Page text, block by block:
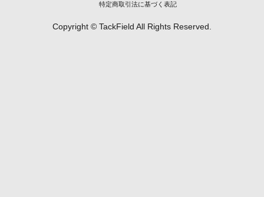
特定商取引法に基づく表記
Copyright © TackField All Rights Reserved.